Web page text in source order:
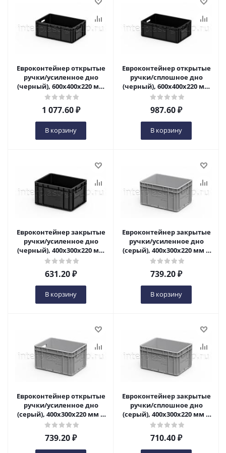
Евроконтейнер открытые
ручки/усиленное дно
(черный), 600x400x220 мм
в Ульяновске
1 077.60₽
В корзину
Евроконтейнер открытые
ручки/сплошное дно
(черный), 600x400x220 мм
в Ульяновске
987.60₽
В корзину
Евроконтейнер закрытые
ручки/усиленное дно
(черный), 400x300x220 мм
в Ульяновске
631.20₽
В корзину
Евроконтейнер закрытые
ручки/усиленное дно
(серый), 400x300x220 мм в
Ульяновске
739.20₽
В корзину
Евроконтейнер открытые
ручки/усиленное дно
(серый), 400x300x220 мм в
Ульяновске
739.20₽
Евроконтейнер закрытые
ручки/сплошное дно
(серый), 400x300x220 мм в
Ульяновске
710.40₽